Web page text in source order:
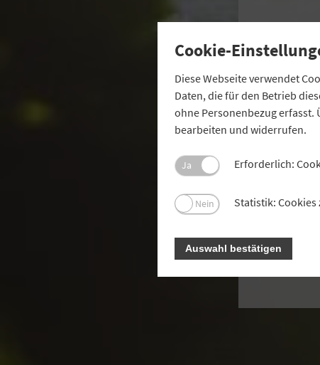
Cookie-
Diese Webseite verwendet
Daten, die für den Betrieb
ohne Personenbezug erfasst.
bearbeiten und widerrufen.
Ja Erforderlich:
Nein Statistik:
Auswahl bestätigen